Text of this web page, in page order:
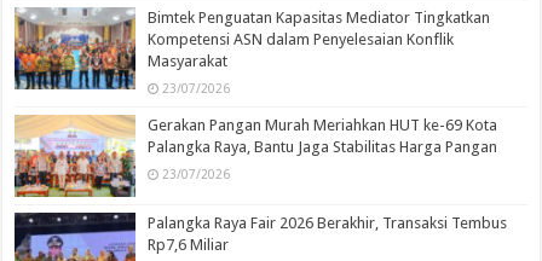
Bimtek Penguatan Kapasitas Mediator Tingkatkan
Kompetensi ASN dalam Penyelesaian Konflik
Masyarakat
23/07/2026
Gerakan Pangan Murah Meriahkan HUT ke-69 Kota
Palangka Raya, Bantu Jaga Stabilitas Harga Pangan
23/07/2026
Palangka Raya Fair 2026 Berakhir, Transaksi Tembus
Rp7,6 Miliar